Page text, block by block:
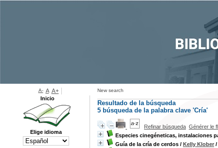
New search
Resultado de la búsqueda
5 búsqueda de la palabra clave 'Cría'
Refinar búsqueda Générer le
Especies cinegéneticas, instalaciones
Guía de la cría de cerdos / Kelly Klober /
A- A A+
Inicio
Elige idioma